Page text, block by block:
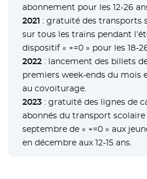
abonnement pour les 12-26
2021 : gratuité des transports
sur tous les trains pendant
dispositif « +=0 » pour les 18-
2022 : lancement des billets
premiers week-ends du mois
au covoiturage.
2023 : gratuité des lignes de
abonnés du transport
septembre de « +=0 » aux
en décembre aux 12-15 ans.